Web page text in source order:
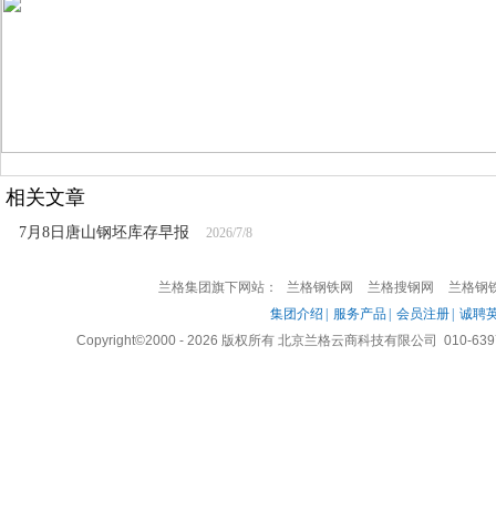
相关文章
7月8日唐山钢坯库存早报 2026/7/8